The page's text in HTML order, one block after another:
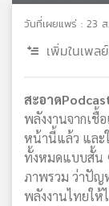
แผนที่
เครือ
ข่าย
วันที่เผยแพร่ : 23 ส
เพิ่มในเพล
สะอาด
พลังงานจากเชื้
หน้านี้แล้ว และ
ทั้งหมดแบบสั้น
ภาพรวม ว่าปัญ
พลังงานไทยให้